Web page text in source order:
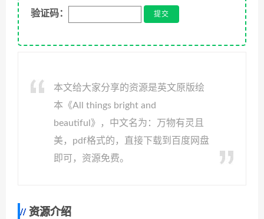
验证码：
本文给大家分享的资源是英文原版绘
本《All things bright and
beautiful》，中文名为：万物有灵且
美，pdf格式的，直接下载到百度网盘
即可，资源免费。
资源介绍